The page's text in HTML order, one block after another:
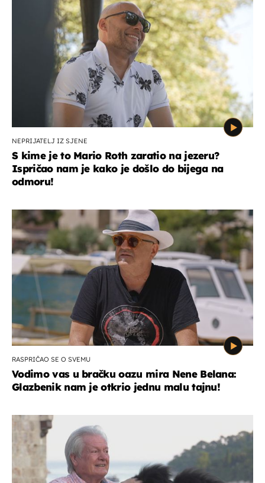
NEPRIJATELJ IZ SJENE
S kime je to Mario Roth zaratio na jezeru?
Ispričao nam je kako je došlo do bijega na
odmoru!
RASPRIČAO SE O SVEMU
Vodimo vas u bračku oazu mira Nene Belana:
Glazbenik nam je otkrio jednu malu tajnu!